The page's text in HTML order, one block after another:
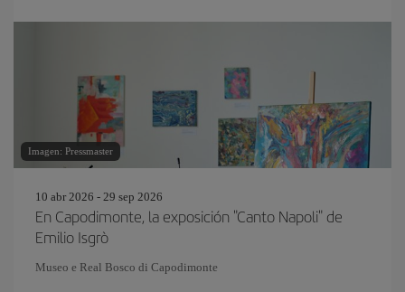
Imagen: Pressmaster
10 abr 2026 - 29 sep 2026
En Capodimonte, la exposición "Canto Napoli" de
Emilio Isgrò
Museo e Real Bosco di Capodimonte